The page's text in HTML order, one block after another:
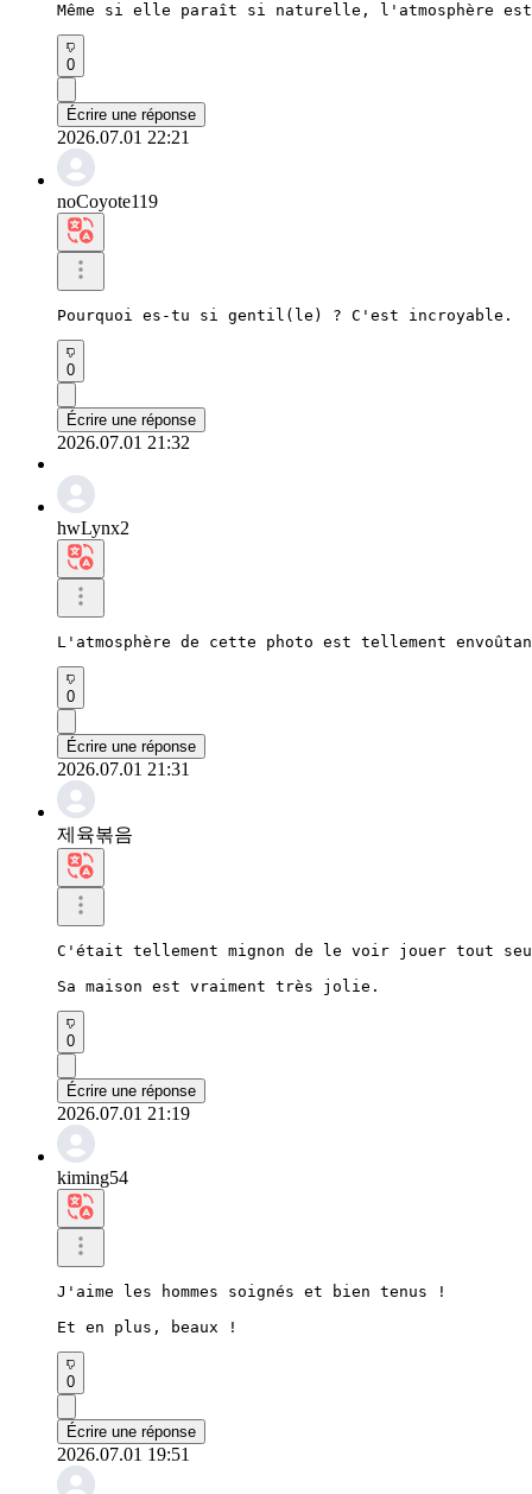
Même si elle paraît si naturelle, l'atmosphère
0
Écrire une réponse
2026.07.01 22:21
noCoyote119
Pourquoi es-tu si gentil(le) ? C'est incroyable.
0
Écrire une réponse
2026.07.01 21:32
hwLynx2
L'atmosphère de cette photo est tellement
0
Écrire une réponse
2026.07.01 21:31
제육볶음
C'était tellement mignon de le voir jouer tout
Sa maison est vraiment très jolie.
0
Écrire une réponse
2026.07.01 21:19
kiming54
J'aime les hommes soignés et bien tenus !
Et en plus, beaux !
0
Écrire une réponse
2026.07.01 19:51